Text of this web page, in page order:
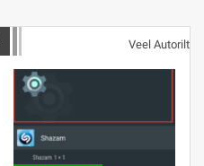
Veel Autorilt